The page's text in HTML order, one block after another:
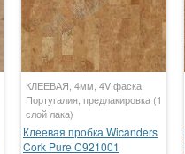
КЛЕЕВАЯ, 4мм, 4V фаска,
Португалия, предлакировка (1
слой лака)
Клеевая пробка Wicanders
Cork Pure C921001